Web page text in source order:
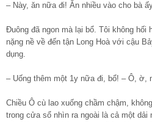
– Này, ăn nữa đi! Ăn nhiều vào cho bà
Đuông đã ngon mà lại bổ. Tôi không hối
nặng nề về đến tận Long Hoà với cậu
dụng.
– Uống thêm một 1y nữa đi, bổ! – Ô,
Chiều Ô cù lao xuống chầm chậm,
trong cửa sổ nhìn ra ngoài là cả một